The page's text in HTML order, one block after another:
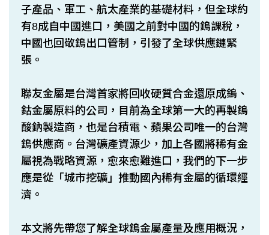
子產品、軍工、航太產業的基礎材料，但全球約
有8成自中國進口，美國之前對中國的鎢課稅，
中國也回敬鎢出口管制，引發了全球供應鏈緊
張。
聯友金屬是台灣首家將回收硬質合金還原成鎢、
鈷金屬原料的公司，目前為全球第一大的再製鎢
酸鈉製造商，也是台積電、蘋果公司唯一的台灣
鎢供應商。台灣礦產資源少，加上各國將稀有金
屬視為戰略資源，愈來愈難進口，我們的下一步
應是從「城市挖礦」推動國內稀有金屬的循環經
濟。
本文將先帶您了解全球鎢金屬產量及應用概況，